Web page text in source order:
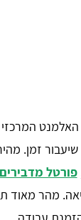
שיעבור זמן.
פורטל
מהר